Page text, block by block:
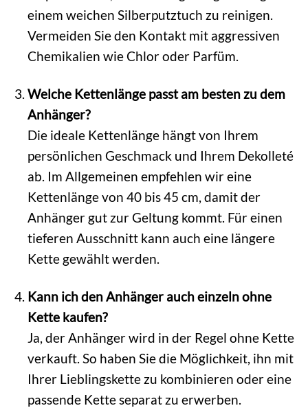
einem weichen Silberputztuch zu reinigen.
Vermeiden Sie den Kontakt mit aggressiven
Chemikalien wie Chlor oder Parfüm.
Welche Kettenlänge passt am besten zu dem
Anhänger?
Die ideale Kettenlänge hängt von Ihrem
persönlichen Geschmack und Ihrem Dekolleté
ab. Im Allgemeinen empfehlen wir eine
Kettenlänge von 40 bis 45 cm, damit der
Anhänger gut zur Geltung kommt. Für einen
tieferen Ausschnitt kann auch eine längere
Kette gewählt werden.
Kann ich den Anhänger auch einzeln ohne
Kette kaufen?
Ja, der Anhänger wird in der Regel ohne Kette
verkauft. So haben Sie die Möglichkeit, ihn mit
Ihrer Lieblingskette zu kombinieren oder eine
passende Kette separat zu erwerben.